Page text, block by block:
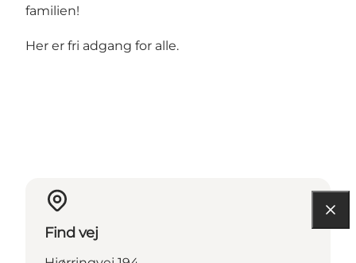
familien!
Her er fri adgang for alle.
Find vej